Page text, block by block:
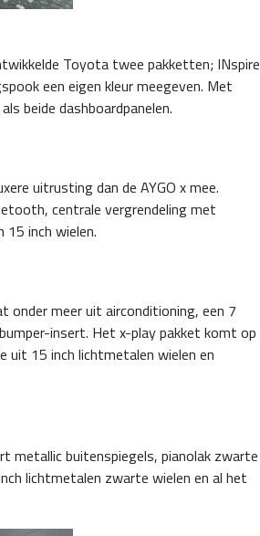
Toyota twee pakketten; INspire
een eigen kleur meegeven. Met
beide dashboardpanelen.
uitrusting dan de AYGO x mee.
centrale vergrendeling met
inch wielen.
onder meer uit airconditioning, een 7
insert. Het x-play pakket komt op
uit 15 inch lichtmetalen wielen en
metallic buitenspiegels, pianolak zwarte
lichtmetalen zwarte wielen en al het